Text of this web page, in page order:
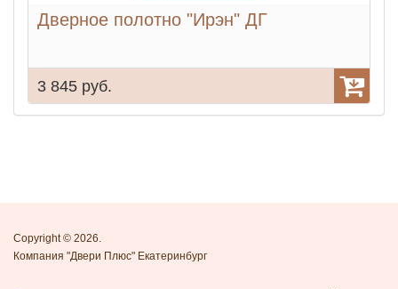
Дверное полотно "Ирэн" ДГ
3 845 руб.
Copyright © 2026.
Компания "Двери Плюс" Екатеринбург